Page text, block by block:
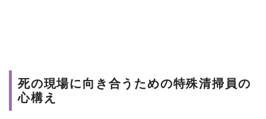
死の現場に向き合うための特殊清掃員の
心構え